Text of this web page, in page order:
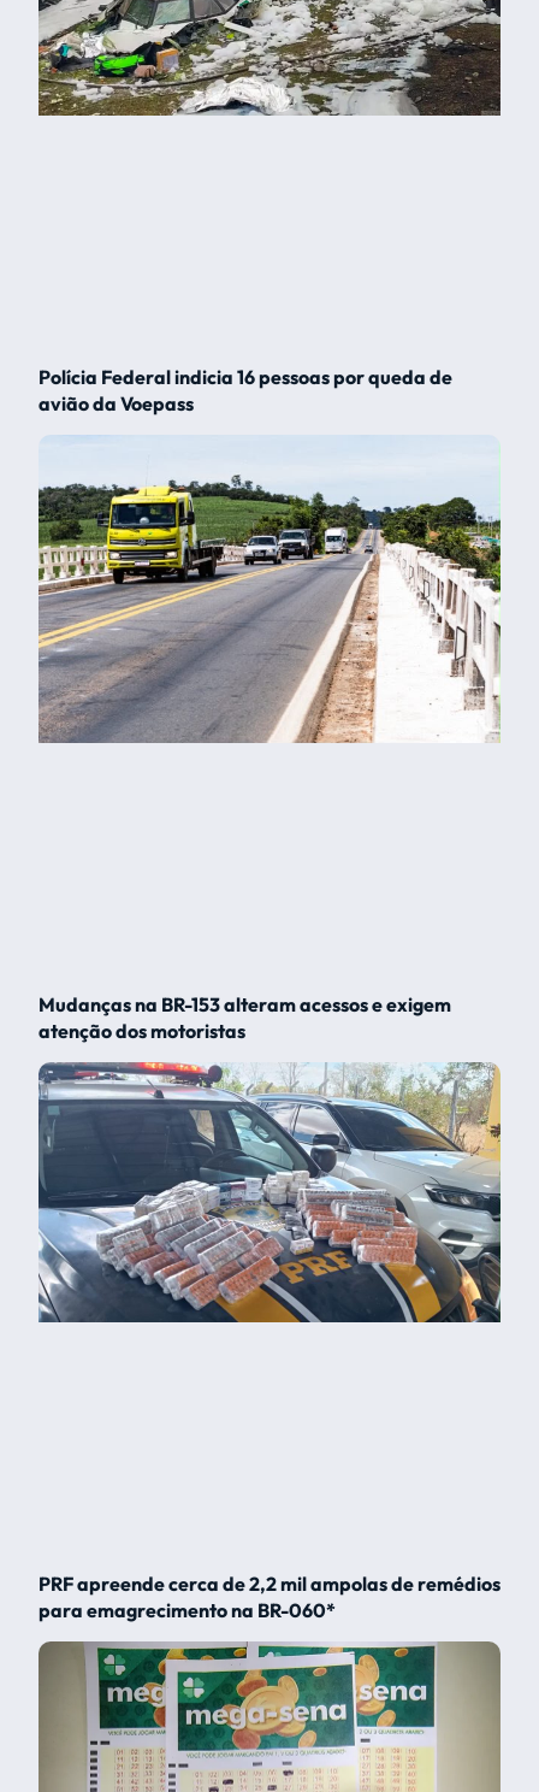
Polícia Federal indicia 16 pessoas por queda de
avião da Voepass
Mudanças na BR-153 alteram acessos e exigem
atenção dos motoristas
PRF apreende cerca de 2,2 mil ampolas de remédios
para emagrecimento na BR-060*